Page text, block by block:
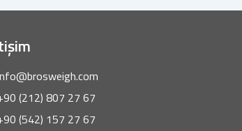
(212) 807 27 67
(542) 157 27 67